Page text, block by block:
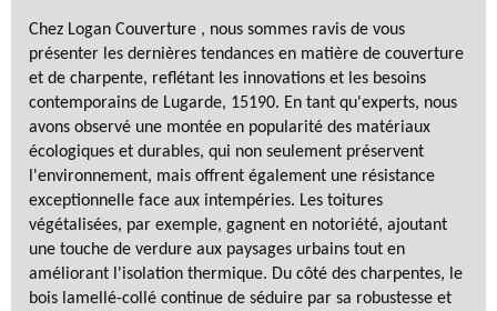
Chez Logan Couverture , nous sommes ravis de vous
présenter les dernières tendances en matière de couverture
et de charpente, reflétant les innovations et les besoins
contemporains de Lugarde, 15190. En tant qu'experts, nous
avons observé une montée en popularité des matériaux
écologiques et durables, qui non seulement préservent
l'environnement, mais offrent également une résistance
exceptionnelle face aux intempéries. Les toitures
végétalisées, par exemple, gagnent en notoriété, ajoutant
une touche de verdure aux paysages urbains tout en
améliorant l'isolation thermique. Du côté des charpentes, le
bois lamellé-collé continue de séduire par sa robustesse et